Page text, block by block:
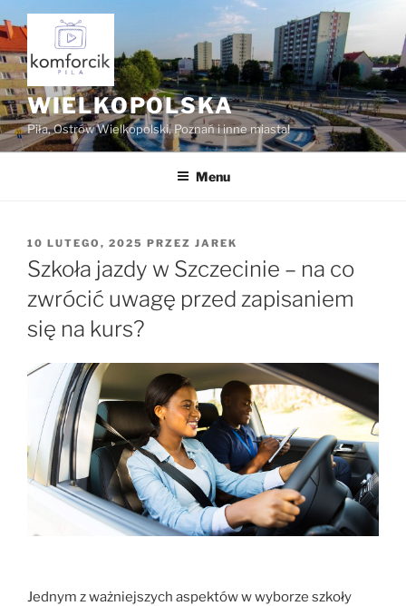
Przejdź
do
treści
WIELKOPOLSKA
Piła, Ostrów Wielkopolski, Poznań i inne miasta!
Menu
OPUBLIKOWANE
W
10 LUTEGO, 2025 PRZEZ JAREK
Szkoła jazdy w Szczecinie – na co
zwrócić uwagę przed zapisaniem
się na kurs?
Jednym z ważniejszych aspektów w wyborze szkoły